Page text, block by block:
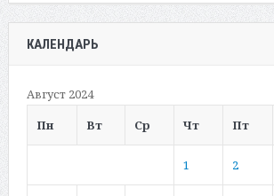
КАЛЕНДАРЬ
Август 2024
Пн
Вт Ср Чт Пт
1 2